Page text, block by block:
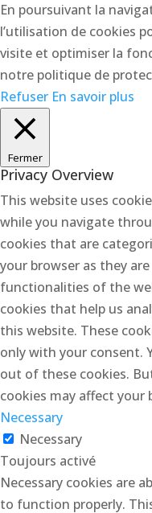
En poursuivant la
l’utilisation de cookies
visite et optimiser la
notre politique de
Refuser En savoir plus
Fermer
Privacy Overview
This website uses
while you navigate
cookies that are
your browser as they
functionalities of the
cookies that help us
this website. These
only with your consent.
out of these cookies.
cookies may affect your
Necessary
Necessary
Toujours activé
Necessary cookies are
to function properly.